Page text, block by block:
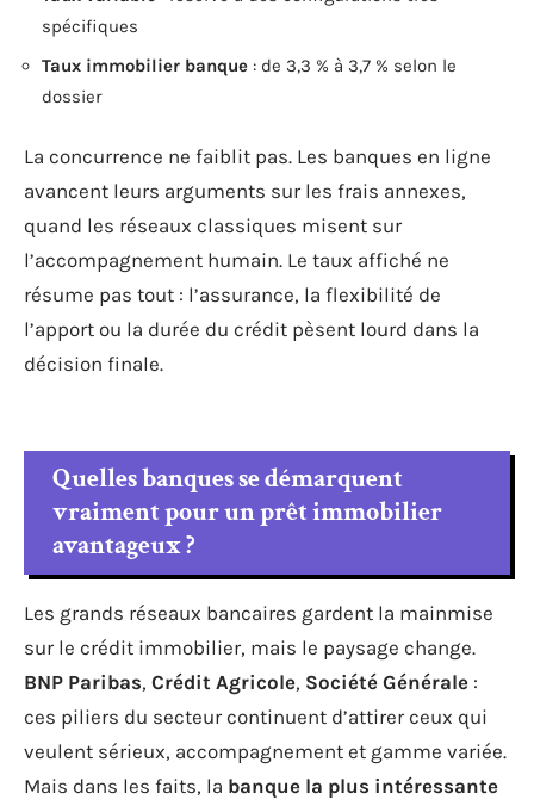
spécifiques
Taux immobilier banque : de 3,3 % à 3,7 % selon le
dossier
La concurrence ne faiblit pas. Les banques en ligne
avancent leurs arguments sur les frais annexes,
quand les réseaux classiques misent sur
l’accompagnement humain. Le taux affiché ne
résume pas tout : l’assurance, la flexibilité de
l’apport ou la durée du crédit pèsent lourd dans la
décision finale.
Quelles banques se démarquent
vraiment pour un prêt immobilier
avantageux ?
Les grands réseaux bancaires gardent la mainmise
sur le crédit immobilier, mais le paysage change.
BNP Paribas, Crédit Agricole, Société Générale :
ces piliers du secteur continuent d’attirer ceux qui
veulent sérieux, accompagnement et gamme variée.
Mais dans les faits, la banque la plus intéressante